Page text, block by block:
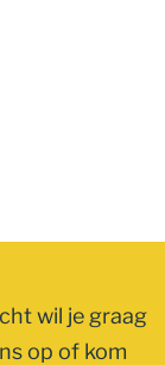
wil je graag
op of kom